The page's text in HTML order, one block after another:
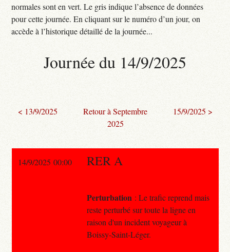
normales sont en vert. Le gris indique l’absence de données
pour cette journée. En cliquant sur le numéro d’un jour, on
accède à l’historique détaillé de la journée...
Journée du 14/9/2025
< 13/9/2025
Retour à Septembre
2025
15/9/2025 >
14/9/2025 00:00 RER A
Perturbation : Le trafic reprend mais
reste perturbé sur toute la ligne en
raison d'un incident voyageur à
Boissy-Saint-Léger.